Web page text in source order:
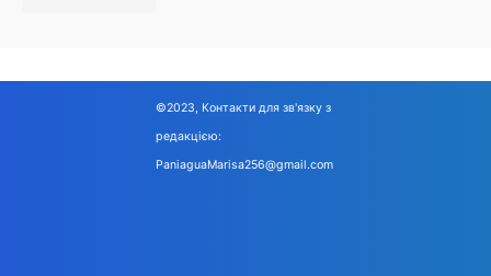
©2023, Контакти для зв'язку з
редакцією:
PaniaguaMarisa256@gmail.com